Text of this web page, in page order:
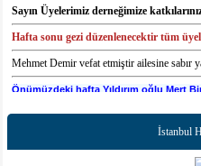
Sayın Üyelerimiz derneğimize
Hafta sonu gezi düzenlenecektir tüm
Mehmet Demir vefat etmiştir ailesine sabır
Önümüzdeki hafta Yıldırım oğlu Mert
İstanbul